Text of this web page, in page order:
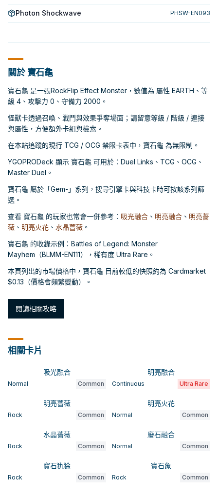
Photon Shockwave PHSW-EN093
關於 寶石龜
寶石龜 是一張RockFlip Effect Monster，數值為 屬性 EARTH、等
級 4、攻擊力 0、守備力 2000。
怪獸卡透過召喚、戰鬥與效果爭奪場面；請留意等級 / 階級 / 連接
與屬性，方便額外卡組與檢索。
在本站追蹤的現行 TCG / OCG 禁限卡表中，寶石龜 為無限制。
YGOPRODeck 顯示 寶石龜 可用於：Duel Links、TCG、OCG、
Master Duel。
寶石龜 屬於「Gem-」系列，搜尋引擎卡與科技卡時可按該系列篩
選。
查看 寶石龜 的玩家也常會一併參考： 吸光融合 、 明亮融合 、 明亮薔
薇 、 明亮火花 、 水晶薔薇 。
寶石龜 的收錄示例：Battles of Legend: Monster
Mayhem（BLMM-EN111），稀有度 Ultra Rare。
本頁列出的市場價格中，寶石龜 目前較低的快照約為 Cardmarket
$0.13（價格會頻繁變動）。
閱讀相關攻略
相關卡片
吸光融合
Normal Common
明亮融合
Continuous Ultra Rare
明亮薔薇
Rock Common
明亮火花
Normal Common
水晶薔薇
Rock Common
廢石融合
Normal Common
寶石犰狳
Rock Common
寶石象
Rock Common